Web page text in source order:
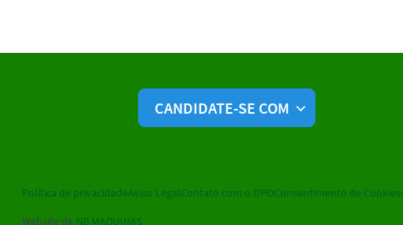
CANDIDATE-SE COM
Política de privacidadeAviso LegalContato com o DPOConsentimento de Cookies
Website de NB MAQUINAS